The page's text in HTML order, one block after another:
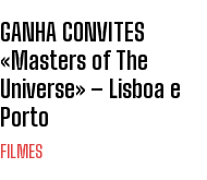
GANHA CONVITES
«Masters of The
Universe» – Lisboa e
Porto
FILMES